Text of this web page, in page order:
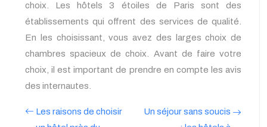
choix. Les hôtels 3 étoiles de Paris sont des
établissements qui offrent des services de qualité.
En les choisissant, vous avez des larges choix de
chambres spacieux de choix. Avant de faire votre
choix, il est important de prendre en compte les avis
des internautes.
Les raisons de choisir
Un séjour sans soucis